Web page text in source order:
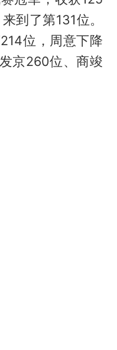
到了第131位。
位，周意下降
京260位、商竣